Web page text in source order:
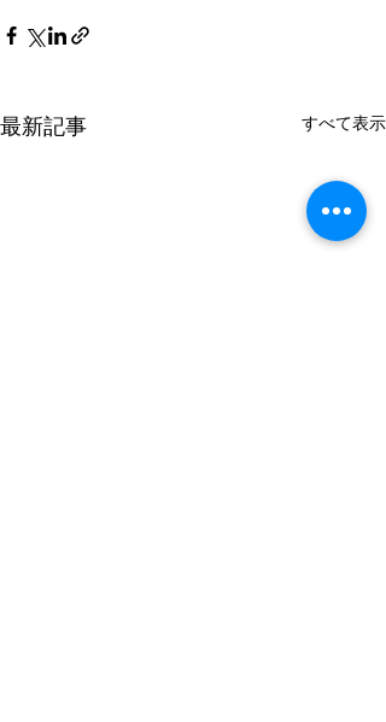
最新記事 すべて表示